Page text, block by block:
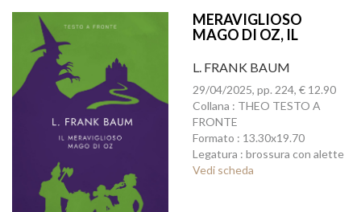
MERAVIGLIOSO
MAGO DI OZ, IL
L. FRANK BAUM
29/04/2025, pp. 224, € 12.90
Collana : THEO TESTO A
FRONTE
Formato : 13.30x19.70
Legatura : brossura con alette
Vedi scheda